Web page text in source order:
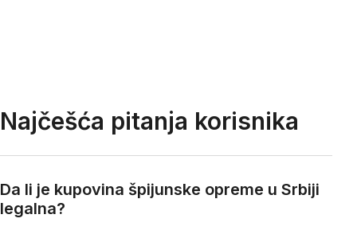
Najčešća pitanja korisnika
Da li je kupovina špijunske opreme u Srbiji
legalna?